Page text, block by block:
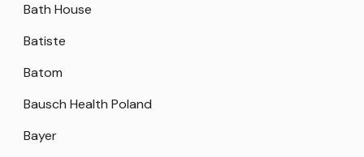
Bath House
Batiste
Batom
Bausch Health Poland
Bayer